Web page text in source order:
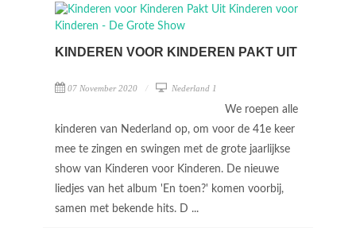
KINDEREN VOOR KINDEREN PAKT UIT
07 November 2020 Nederland 1
We roepen alle
kinderen van Nederland op, om voor de 41e keer
mee te zingen en swingen met de grote jaarlijkse
show van Kinderen voor Kinderen. De nieuwe
liedjes van het album 'En toen?' komen voorbij,
samen met bekende hits. D ...